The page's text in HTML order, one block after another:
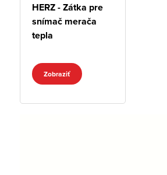
HERZ - Zátka pre
snímač merača
tepla
Zobraziť